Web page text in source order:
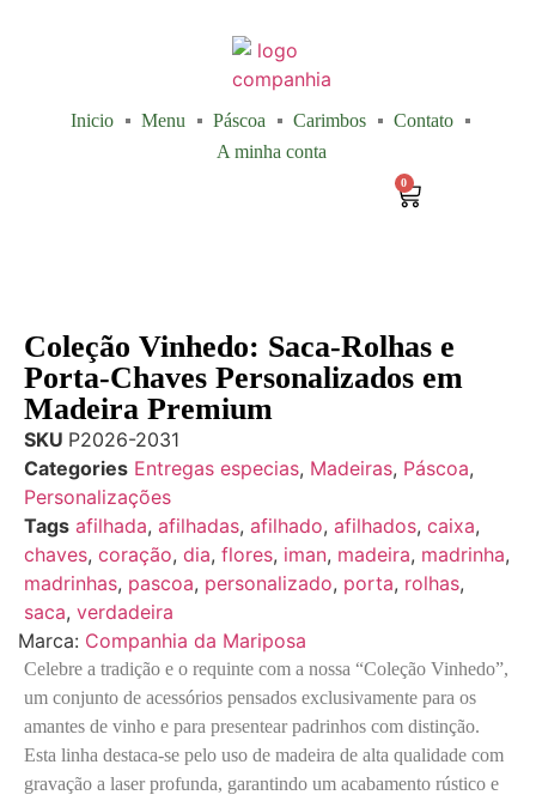
Inicio Menu Páscoa Carimbos
Contato
A minha conta
0
Coleção Vinhedo: Saca-Rolhas e
Porta-Chaves Personalizados em
Madeira Premium
SKU P2026-2031
Categories Entregas especias, Madeiras, Páscoa,
Personalizações
Tags afilhada, afilhadas, afilhado, afilhados, caixa,
chaves, coração, dia, flores, iman, madeira, madrinha,
madrinhas, pascoa, personalizado, porta, rolhas,
saca, verdadeira
Marca: Companhia da Mariposa
Celebre a tradição e o requinte com a nossa “Coleção Vinhedo”,
um conjunto de acessórios pensados exclusivamente para os
amantes de vinho e para presentear padrinhos com distinção.
Esta linha destaca-se pelo uso de madeira de alta qualidade com
gravação a laser profunda, garantindo um acabamento rústico e